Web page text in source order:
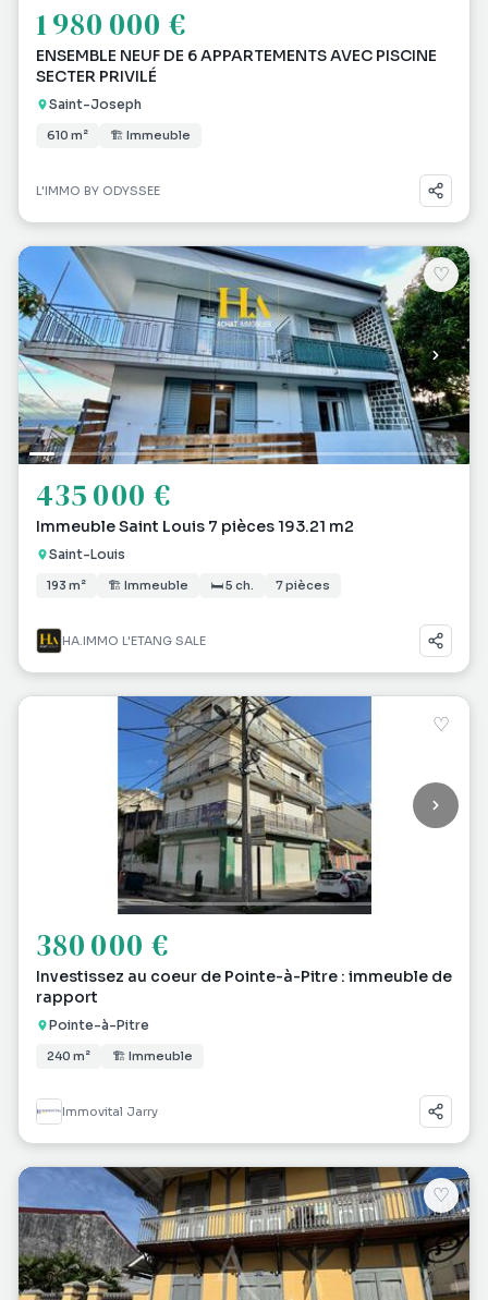
1 980 000 €
ENSEMBLE NEUF DE 6 APPARTEMENTS AVEC PISCINE
SECTER PRIVILÉ
Saint-Joseph
610 m² 🏗 Immeuble
L'IMMO BY ODYSSEE
♡
435 000 €
Immeuble Saint Louis 7 pièces 193.21 m2
Saint-Louis
193 m² 🏗 Immeuble 🛏 5 ch. 7 pièces
HA.IMMO L'ETANG SALE
♡
380 000 €
Investissez au coeur de Pointe-à-Pitre : immeuble de
rapport
Pointe-à-Pitre
240 m² 🏗 Immeuble
Immovital Jarry
♡